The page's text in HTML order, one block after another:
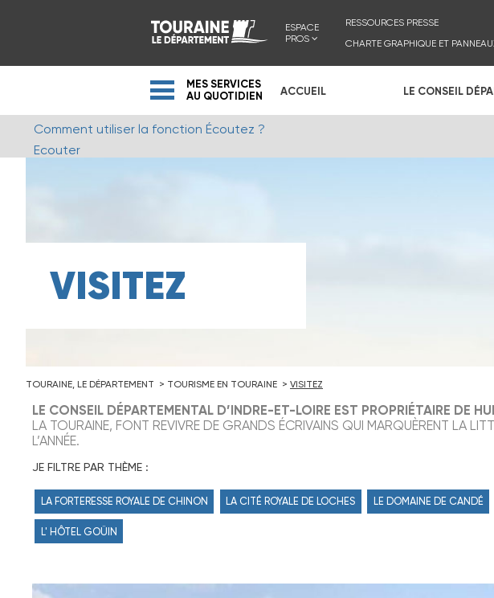
ESPACE
PROS
RESSOURCES PRESSE
CHARTE GRAPHIQUE ET
MES SERVICES
AU QUOTIDIEN
ACCUEIL LE CONSEIL
Comment utiliser la fonction Écoutez ?
Ecouter
VISITEZ
TOURAINE, LE DÉPARTEMENT TOURISME EN TOURAINE VISITEZ
LE CONSEIL DÉPARTEMENTAL D’INDRE-ET-LOIRE EST PROPRIÉTAIRE DE
LA TOURAINE, FONT REVIVRE DE GRANDS ÉCRIVAINS QUI MARQUÈRENT LA
L’ANNÉE.
JE FILTRE PAR THÈME :
LA FORTERESSE ROYALE DE CHINON LA CITÉ ROYALE DE LOCHES LE DOMAINE DE CANDÉ
L' HÔTEL GOÜIN